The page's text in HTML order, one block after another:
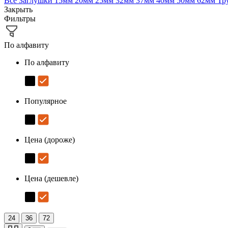
Закрыть
Фильтры
По алфавиту
По алфавиту
Популярное
Цена (дороже)
Цена (дешевле)
24 36 72